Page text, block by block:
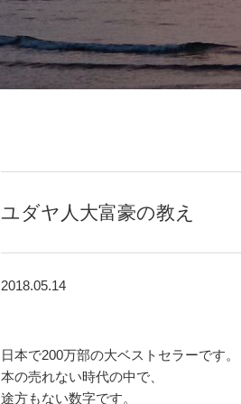
ユダヤ人大富豪の教え
2018.05.14
日本で200万部の大ベストセラーです。
本の売れない時代の中で、
途方もない数字です。